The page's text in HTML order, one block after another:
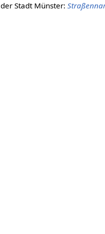
Stadt Münster: